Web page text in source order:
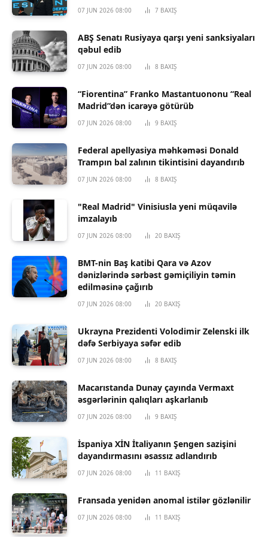
07 JUN 2026 08:00 7 BAXIŞ
ABŞ Senatı Rusiyaya qarşı yeni sanksiyaları
qəbul edib
07 JUN 2026 08:00 8 BAXIŞ
“Fiorentina” Franko Mastantuononu “Real
Madrid”dən icarəyə götürüb
07 JUN 2026 08:00 9 BAXIŞ
Federal apellyasiya məhkəməsi Donald
Trampın bal zalının tikintisini dayandırıb
07 JUN 2026 08:00 8 BAXIŞ
"Real Madrid" Vinisiusla yeni müqavilə
imzalayıb
07 JUN 2026 08:00 20 BAXIŞ
BMT-nin Baş katibi Qara və Azov
dənizlərində sərbəst gəmiçiliyin təmin
edilməsinə çağırıb
07 JUN 2026 08:00 20 BAXIŞ
Ukrayna Prezidenti Volodimir Zelenski ilk
dəfə Serbiyaya səfər edib
07 JUN 2026 08:00 8 BAXIŞ
Macarıstanda Dunay çayında Vermaxt
əsgərlərinin qalıqları aşkarlanıb
07 JUN 2026 08:00 9 BAXIŞ
İspaniya XİN İtaliyanın Şengen sazişini
dayandırmasını əsassız adlandırıb
07 JUN 2026 08:00 11 BAXIŞ
Fransada yenidən anomal istilər gözlənilir
07 JUN 2026 08:00 11 BAXIŞ